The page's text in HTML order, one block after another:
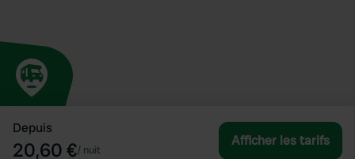
Depuis
20,60 €/ nuit
Afficher les tarifs